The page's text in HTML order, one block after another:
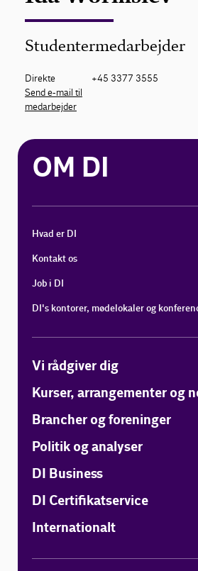
Studentermedarbejder
Direkte
+45 3377 3555
Send e-mail til
medarbejder
OM DI
Hvad er DI
Kontakt os
Job i DI
DI's kontorer, mødelokaler og
Vi rådgiver dig
Kurser, arrangementer og
Brancher og foreninger
Politik og analyser
DI Business
DI Certifikatservice
Internationalt